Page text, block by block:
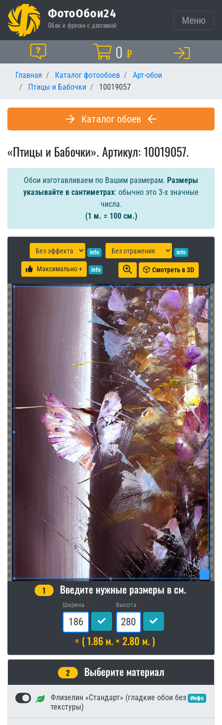
ФотоОбои24
Обои и фрески с доставкой Меню
Помощь Корзина
0 ₽
Главная Каталог фотообоев
Арт-обои
Птицы и Бабочки
10019057
Каталог обоев
«Птицы и Бабочки». Артикул: 10019057.
Обои изготавливаем по Вашим размерам. Размеры
указывайте в сантиметрах: обычно это 3-х значные
числа.
(1 м. = 100 см.)
info info
Максимально + info Смотреть в 3D
1 Введите нужные размеры в см.
Ширина Высота
= ( 1.86 м. × 2.80 м. )
2 Выберите материал
Флизелин «Стандарт» (гладкие обои без
текстуры)
Инфо